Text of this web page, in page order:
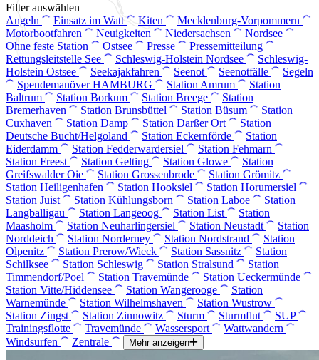
Filter auswählen
Angeln
Einsatz im Watt Kiten
Mecklenburg-Vorpommern
Motorbootfahren
Neuigkeiten Niedersachsen
Nordsee
Ohne feste Station
Ostsee Presse
Pressemitteilung
Rettungsleitstelle See
Schleswig-Holstein Nordsee
Schleswig-
Holstein Ostsee
Seekajakfahren Seenot Seenotfälle
Segeln
Spendemanöver HAMBURG
Station Amrum
Station
Baltrum
Station Borkum Station Breege
Station
Bremerhaven
Station Brunsbüttel Station Büsum
Station
Cuxhaven
Station Damp Station Darßer Ort
Station
Deutsche Bucht/Helgoland
Station Eckernförde
Station
Eiderdamm
Station Fedderwardersiel
Station Fehmarn
Station Freest
Station Gelting Station Glowe
Station
Greifswalder Oie
Station Grossenbrode
Station Grömitz
Station Heiligenhafen
Station Hooksiel
Station Horumersiel
Station Juist
Station Kühlungsborn Station Laboe
Station
Langballigau
Station Langeoog Station List
Station
Maasholm
Station Neuharlingersiel Station Neustadt
Station
Norddeich
Station Norderney Station Nordstrand
Station
Olpenitz
Station Prerow/Wieck Station Sassnitz
Station
Schilksee
Station Schleswig Station Stralsund
Station
Timmendorf/Poel
Station Travemünde
Station Ueckermünde
Station Vitte/Hiddensee
Station Wangerooge
Station
Warnemünde
Station Wilhelmshaven
Station Wustrow
Station Zingst
Station Zinnowitz Sturm Sturmflut
SUP
Trainingsflotte
Travemünde Wassersport
Wattwandern
Windsurfen
Zentrale Mehr anzeigen